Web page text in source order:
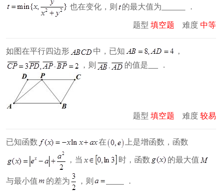
也在变化，则 的最大值为 ．
题型 填空题 难度 中等
如图在平行四边形 中，已知
，
，则
的值是 ．
题型 填空题 难度 较易
已知函数 在 上是增函数，函数
，当 时，函数 的最大值
与最小值 的差为 ，则